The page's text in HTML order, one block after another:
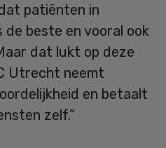
patiënten in
beste en vooral ook
dat lukt op deze
Utrecht neemt
en betaalt
zelf.”